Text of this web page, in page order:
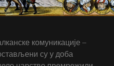
комуникације –
су у доба